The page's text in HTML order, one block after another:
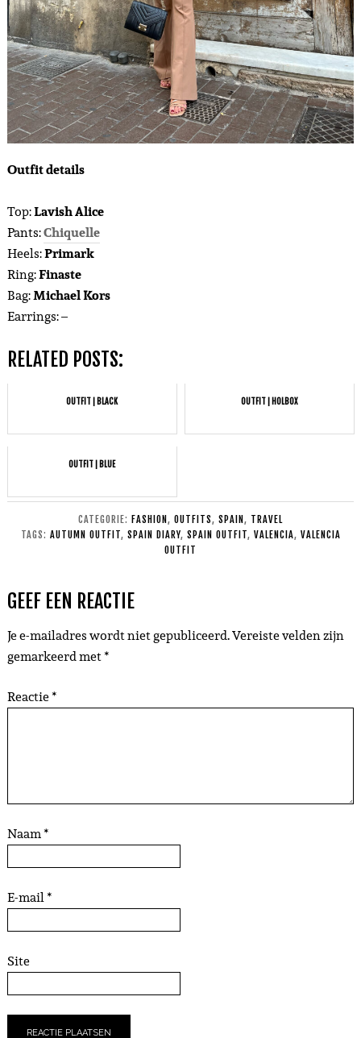
Outfit details
Top:Lavish Alice
Pants:Chiquelle
Heels:Primark
Ring:Finaste
Bag:Michael Kors
Earrings: –
RELATED POSTS:
OUTFIT | BLACK OUTFIT | HOLBOX
OUTFIT | BLUE
CATEGORIE: FASHION , OUTFITS, SPAIN , TRAVEL
TAGS: AUTUMN OUTFIT, SPAIN DIARY, SPAIN OUTFIT, VALENCIA, VALENCIA
OUTFIT
GEEF EEN REACTIE
Je e-mailadres wordt niet gepubliceerd.Vereiste velden zijn
gemarkeerd met*
Reactie*
Naam*
E-mail*
Site